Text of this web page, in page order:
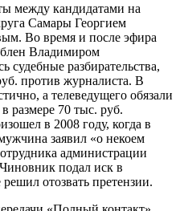
между кандидатами на
Самары Георгием
Во время и после эфира
Владимиром
судебные разбирательства,
против журналиста. В
а телеведущего обязали
размере 70 тыс. руб.
в 2008 году, когда в
заявил «о некоем
администрации
подал иск в
отозвать претензии.